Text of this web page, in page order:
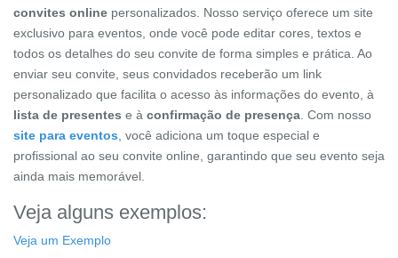
convites online personalizados. Nosso serviço oferece um site
exclusivo para eventos, onde você pode editar cores, textos e
todos os detalhes do seu convite de forma simples e prática. Ao
enviar seu convite, seus convidados receberão um link
personalizado que facilita o acesso às informações do evento, à
lista de presentes e à confirmação de presença . Com nosso
site para eventos , você adiciona um toque especial e
profissional ao seu convite online, garantindo que seu evento seja
ainda mais memorável.
Veja alguns exemplos:
Veja um Exemplo